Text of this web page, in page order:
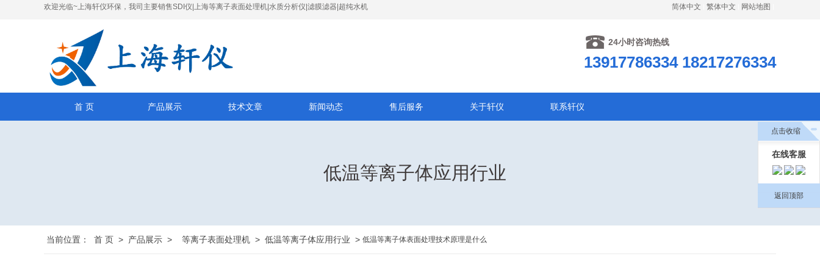
欢迎光临~上海轩仪环保，我司主要销售SDI仪|上海等离子表面处理机|水质分析仪|滤膜滤器|超纯水机 简体中文 繁体中文 网站地图
24小时咨询热线
13917786334 18217276334
首 页 产品展示 技术文章 新闻动态 售后服务 关于轩仪 联系轩仪
低温等离子体应用行业
当前位置： 首 页 > 产品展示 > 等离子表面处理机 > 低温等离子体应用行业 > 低温等离子体表面处理技术原理是什么
点击收缩
在线客服
返回顶部